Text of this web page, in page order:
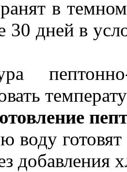
в
30 дней в
воду
добавления